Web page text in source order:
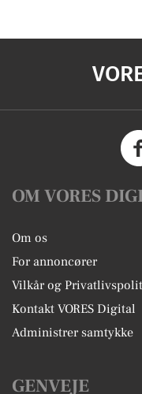
OM VORES
Om os
For annoncører
Vilkår og
Kontakt VORES Digital
Administrer samtykke
GENVEJE